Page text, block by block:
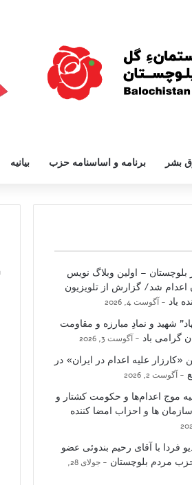
بشر برنامه و اساسنامه حزب بیانیه
بلوچستان – اولین وبلاگ نویس
اعدام شد/ گزارش از تلویزیون
یاد
آگوست 4, 2026
شهید و نمادِ مبارزه و مقاومت
گرامی باد
آگوست 3, 2026
علیه اعدام در ایران» در
آگوست 2, 2026
موج اعدام‌ها و حکومت کشتار و
ها و احزاب امضا کننده
فردا با آقای رحیم بندوئی عضو
مردم بلوچستان
جولای 28,